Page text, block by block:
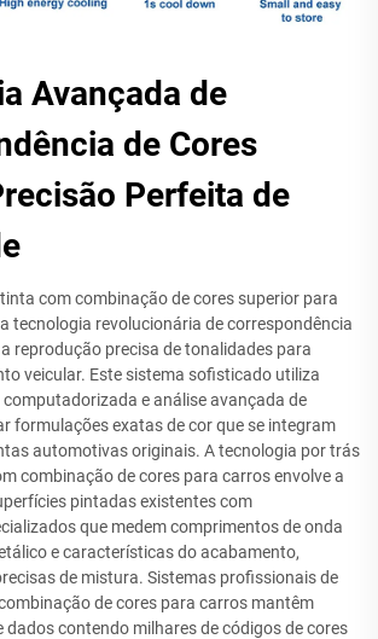
Avançada de
de Cores
Perfeita de
com combinação de cores superior para
tecnologia revolucionária de correspondência
reprodução precisa de tonalidades para
veicular. Este sistema sofisticado utiliza
e análise avançada de
formulações exatas de cor que se integram
automotivas originais. A tecnologia por trás
combinação de cores para carros envolve a
pintadas existentes com
que medem comprimentos de onda
e características do acabamento,
de mistura. Sistemas profissionais de
de cores para carros mantêm
dados contendo milhares de códigos de cores